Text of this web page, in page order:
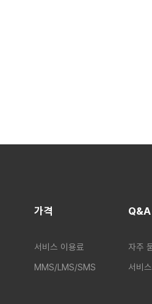
가격
서비스 이용료
MMS/LMS/SMS
Q&A
자주
서비